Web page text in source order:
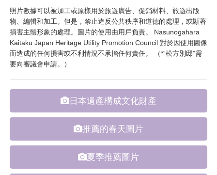
照片數據可以被加工或原樣用於旅遊廣告、促銷材料、旅遊出版
物、編輯和加工。但是，禁止違反公共秩序和道德的處理，或顯著
損害主體形象的處理。圖片的使用由用戶負責。 Nasunogahara
Kaitaku Japan Heritage Utility Promotion Council 對於因使用圖像
而造成的任何損害或不利情況不承擔任何責任。 （*“松方別邸”需
要向審議會申請。）
日本遺產構成文化財產
推薦的春天圖片
夏季推薦圖片